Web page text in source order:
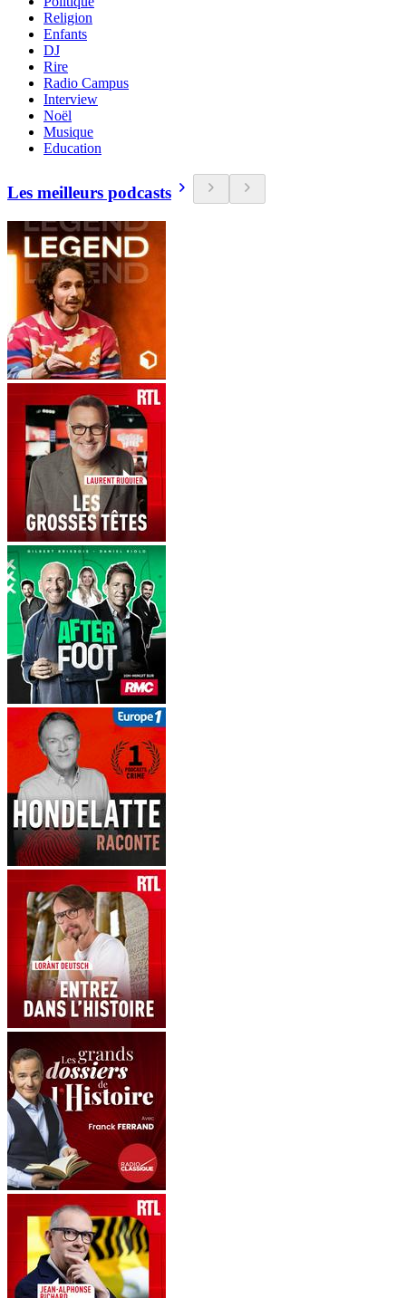
Religion
Enfants
DJ
Rire
Radio Campus
Interview
Noël
Musique
Education
Les meilleurs podcasts